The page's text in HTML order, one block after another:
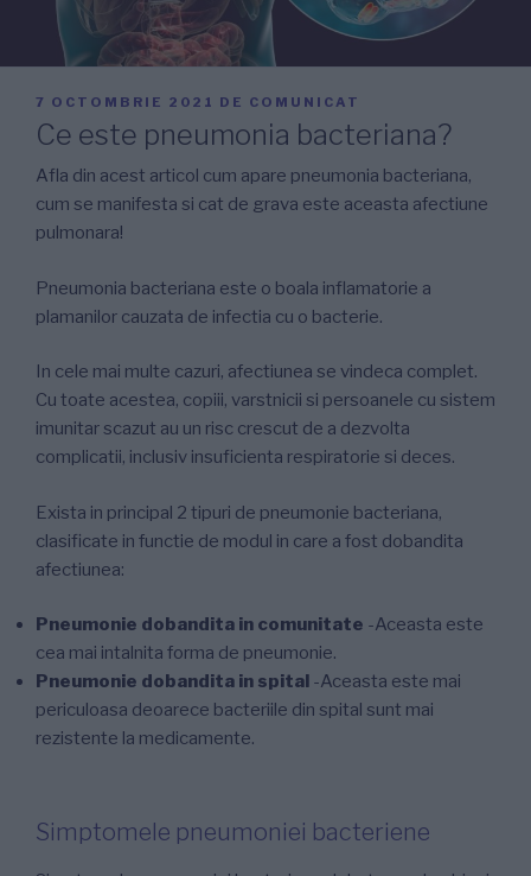
PUBLICAT
PE
7 OCTOMBRIE 2021 DE COMUNICAT
Ce este pneumonia bacteriana?
Afla din acest articol cum apare pneumonia bacteriana,
cum se manifesta si cat de grava este aceasta afectiune
pulmonara!
Pneumonia bacteriana este o boala inflamatorie a
plamanilor cauzata de infectia cu o bacterie.
In cele mai multe cazuri, afectiunea se vindeca complet.
Cu toate acestea, copiii, varstnicii si persoanele cu sistem
imunitar scazut au un risc crescut de a dezvolta
complicatii, inclusiv insuficienta respiratorie si deces.
Exista in principal 2 tipuri de pneumonie bacteriana,
clasificate in functie de modul in care a fost dobandita
afectiunea:
Pneumonie dobandita in comunitate -Aceasta este
cea mai intalnita forma de pneumonie.
Pneumonie dobandita in spital -Aceasta este mai
periculoasa deoarece bacteriile din spital sunt mai
rezistente la medicamente.
Simptomele pneumoniei bacteriene